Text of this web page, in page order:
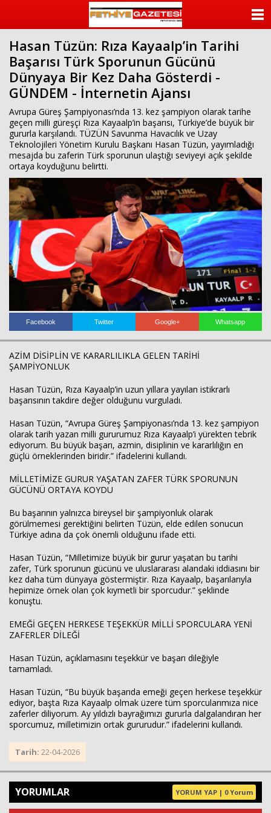
beylikdüzü
escort
bayan
beylikdüzü
escort
bayan
escort
beylikdüzü
escort
Hasan Tüzün: Rıza Kayaalp’in Tarihi
Başarısı Türk Sporunun Gücünü
Dünyaya Bir Kez Daha Gösterdi -
GÜNDEM - İnternetin Ajansı
Avrupa Güreş Şampiyonası’nda 13. kez şampiyon olarak tarihe
geçen milli güreşçi Rıza Kayaalp’in başarısı, Türkiye’de büyük bir
gururla karşılandı. TÜZÜN Savunma Havacılık ve Uzay
Teknolojileri Yönetim Kurulu Başkanı Hasan Tüzün, yayımladığı
mesajda bu zaferin Türk sporunun ulaştığı seviyeyi açık şekilde
ortaya koyduğunu belirtti.
Facebook Twitter Google+ Whatsapp
AZİM DİSİPLİN VE KARARLILIKLA GELEN TARİHİ
ŞAMPİYONLUK
Hasan Tüzün, Rıza Kayaalp’in uzun yıllara yayılan istikrarlı
başarısının takdire değer olduğunu vurguladı.
Hasan Tüzün, “Avrupa Güreş Şampiyonası’nda 13. kez şampiyon
olarak tarih yazan milli gururumuz Rıza Kayaalp’i yürekten tebrik
ediyorum. Bu büyük başarı, azmin, disiplinin ve kararlılığın en
güçlü örneklerinden biridir.” ifadelerini kullandı.
MİLLETİMİZE GURUR YAŞATAN ZAFER TÜRK SPORUNUN
GÜCÜNÜ ORTAYA KOYDU
Bu başarının yalnızca bireysel bir şampiyonluk olarak
görülmemesi gerektiğini belirten Tüzün, elde edilen sonucun
Türkiye adına da çok önemli olduğunu ifade etti.
Hasan Tüzün, “Milletimize büyük bir gurur yaşatan bu tarihi
zafer, Türk sporunun gücünü ve uluslararası alandaki iddiasını bir
kez daha tüm dünyaya göstermiştir. Rıza Kayaalp, başarılarıyla
hepimize örnek olan çok kıymetli bir sporcudur.” şeklinde
konuştu.
EMEĞİ GEÇEN HERKESE TEŞEKKÜR MİLLİ SPORCULARA YENİ
ZAFERLER DİLEĞİ
Hasan Tüzün, açıklamasını teşekkür ve başarı dileğiyle
tamamladı.
Hasan Tüzün, “Bu büyük başarıda emeği geçen herkese teşekkür
ediyor, başta Rıza Kayaalp olmak üzere tüm sporcularımıza nice
zaferler diliyorum. Ay yıldızlı bayrağımızı gururla dalgalandıran her
sporcumuz, milletimizin ortak gururudur.” ifadelerini kullandı.
Tarih: 22-04-2026
YORUMLAR YORUM YAP | 0 Yorum
KATEGORİLER
YAZARLAR
FOTO GALERİ
VİDEO GALERİ
KÜNYE
İLETİŞİM
Haberin Doğru Adresi.